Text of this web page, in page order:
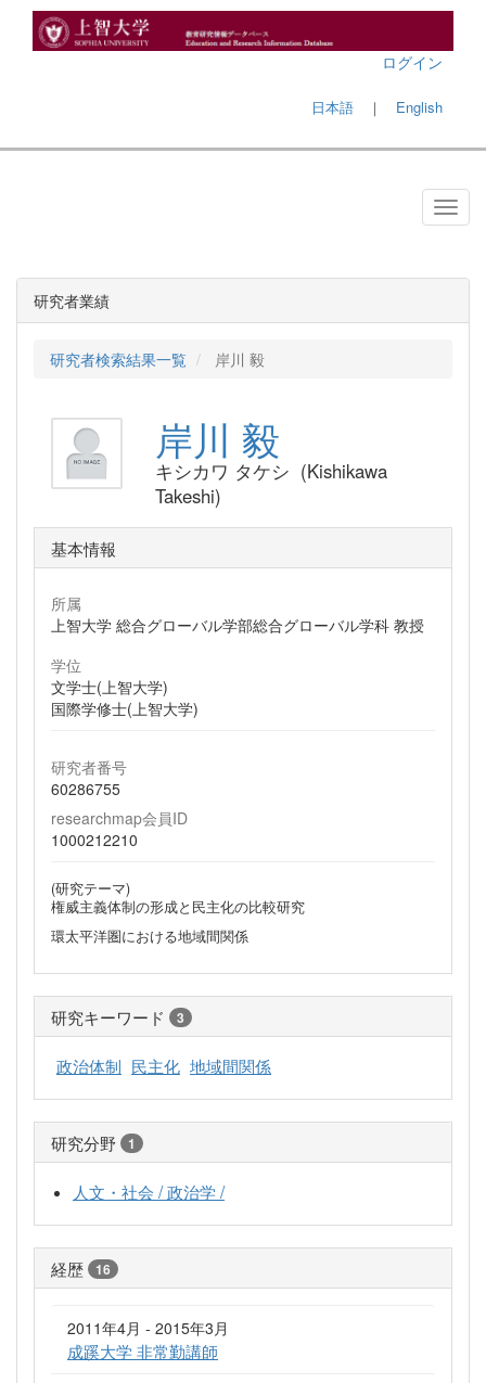
ログイン
日本語 ｜ English
研究者業績
研究者検索結果一覧 岸川 毅
岸川 毅
キシカワ タケシ (Kishikawa
Takeshi)
基本情報
所属
上智大学 総合グローバル学部総合グローバル学科 教授
学位
文学士(上智大学)
国際学修士(上智大学)
研究者番号
60286755
researchmap会員ID
1000212210
(研究テーマ)
権威主義体制の形成と民主化の比較研究
環太平洋圏における地域間関係
研究キーワード 3
政治体制 民主化 地域間関係
研究分野 1
人文・社会 / 政治学 /
経歴 16
2011年4月 - 2015年3月
成蹊大学 非常勤講師